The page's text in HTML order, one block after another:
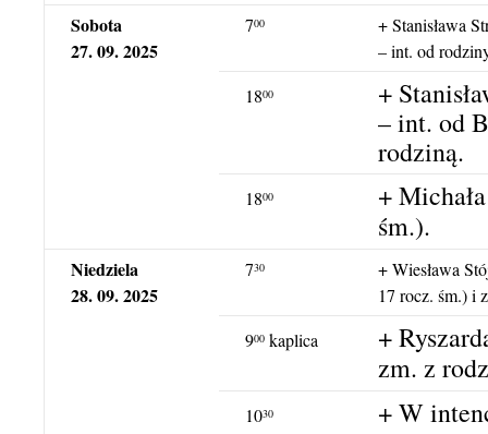
Sobota
27. 09. 2025
700
+ Stanisława
– int. od
1800
+
– int. od
rodziną.
1800
+
śm.).
Niedziela
28. 09. 2025
730
+ Wiesława
17 rocz. śm.) i
900 kaplica
+
zm. z
1030 + W